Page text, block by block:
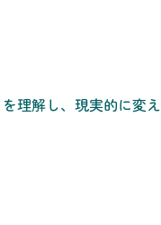
理解し、現実的に変え